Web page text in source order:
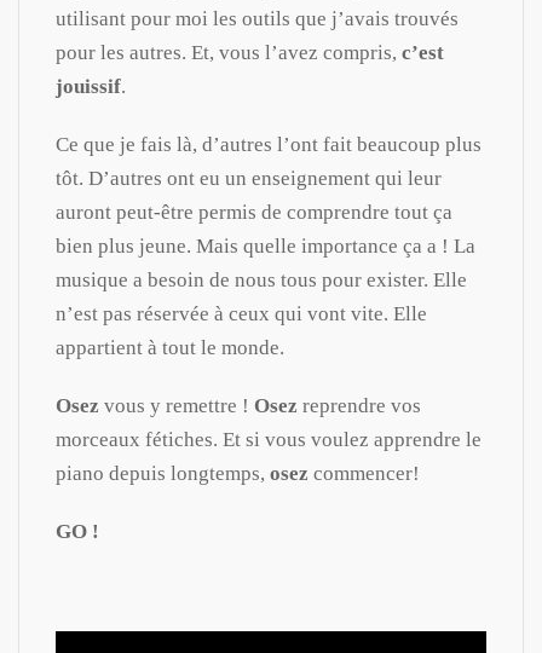
utilisant pour moi les outils que j’avais trouvés
pour les autres. Et, vous l’avez compris, c’est
jouissif.
Ce que je fais là, d’autres l’ont fait beaucoup plus
tôt. D’autres ont eu un enseignement qui leur
auront peut-être permis de comprendre tout ça
bien plus jeune. Mais quelle importance ça a ! La
musique a besoin de nous tous pour exister. Elle
n’est pas réservée à ceux qui vont vite. Elle
appartient à tout le monde.
Osez vous y remettre ! Osez reprendre vos
morceaux fétiches. Et si vous voulez apprendre le
piano depuis longtemps, osez commencer!
GO !